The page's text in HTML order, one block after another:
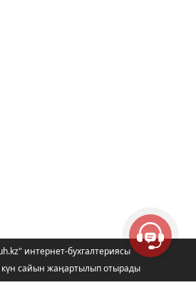
интернет-бухгалтериясы
күн сайын жаңартылып отырады